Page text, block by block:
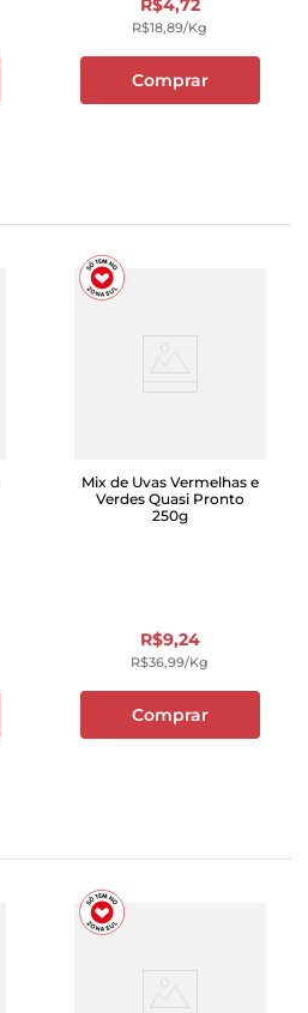
R$4,72
R$18,89/kg
Comprar
Mix de Uvas Vermelhas e
Verdes Quasi Pronto
250g
R$9,24
R$36,99/kg
Comprar